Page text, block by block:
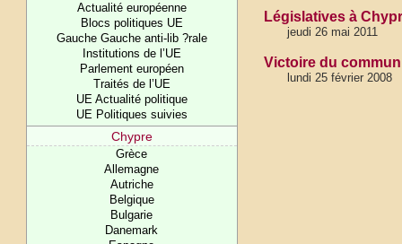
Actualité européenne
Blocs politiques UE
Gauche Gauche anti-lib ?rale
Institutions de l’UE
Parlement européen
Traités de l’UE
UE Actualité politique
UE Politiques suivies
Chypre
Grèce
Allemagne
Autriche
Belgique
Bulgarie
Danemark
Législatives à
jeudi 26 mai 2011
Victoire du
lundi 25 février 2008